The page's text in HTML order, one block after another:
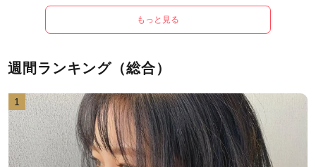
もっと見る
週間ランキング（総合）
1